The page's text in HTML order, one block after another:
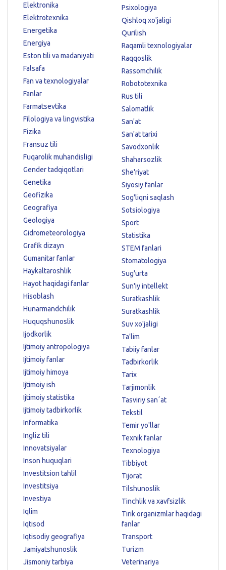
Elektronika
Elektrotexnika
Energetika
Energiya
Eston tili va madaniyati
Falsafa
Fan va texnologiyalar
Fanlar
Farmatsevtika
Filologiya va lingvistika
Fizika
Fransuz tili
Fuqarolik muhandisligi
Gender tadqiqotlari
Genetika
Geofizika
Geografiya
Geologiya
Gidrometeorologiya
Grafik dizayn
Gumanitar fanlar
Haykaltaroshlik
Hayot haqidagi fanlar
Hisoblash
Hunarmandchilik
Huquqshunoslik
Ijodkorlik
Ijtimoiy antropologiya
Ijtimoiy fanlar
Ijtimoiy himoya
Ijtimoiy ish
Ijtimoiy statistika
Ijtimoiy tadbirkorlik
Informatika
Ingliz tili
Innovatsiyalar
Inson huquqlari
Investitsion tahlil
Investitsiya
Investiya
Iqlim
Iqtisod
Iqtisodiy geografiya
Jamiyatshunoslik
Jismoniy tarbiya
Psixologiya
Qishloq xo'jaligi
Qurilish
Raqamli texnologiyalar
Raqqoslik
Rassomchilik
Robototexnika
Rus tili
Salomatlik
San'at
San'at tarixi
Savodxonlik
Shaharsozlik
She'riyat
Siyosiy fanlar
Sog'liqni saqlash
Sotsiologiya
Sport
Statistika
STEM fanlari
Stomatologiya
Sug'urta
Sun'iy intellekt
Suratkashlik
Suratkashlik
Suv xo'jaligi
Ta'lim
Tabiiy fanlar
Tadbirkorlik
Tarix
Tarjimonlik
Tasviriy sanʼat
Tekstil
Temir yo'llar
Texnik fanlar
Texnologiya
Tibbiyot
Tijorat
Tilshunoslik
Tinchlik va xavfsizlik
Tirik organizmlar haqidagi
fanlar
Transport
Turizm
Veterinariya